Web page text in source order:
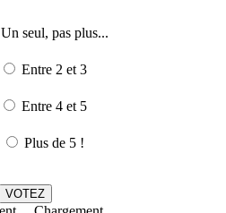
Un seul, pas plus...
Entre 2 et 3
Entre 4 et 5
Plus de 5 !